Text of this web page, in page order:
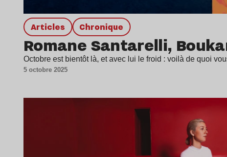
Articles chronique
Romane Santarelli,
Octobre est bientôt là, et avec lui le froid : voilà de quoi
5 octobre 2025